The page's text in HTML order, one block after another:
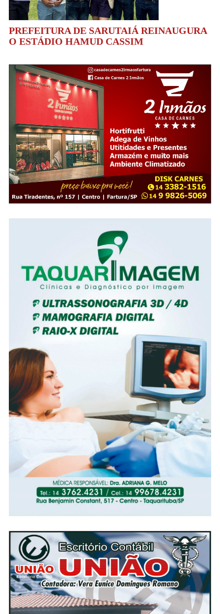
PREFEITURA DE SARUTAIÁ REINAUGURA
O ESTÁDIO HAMUD CASSIM